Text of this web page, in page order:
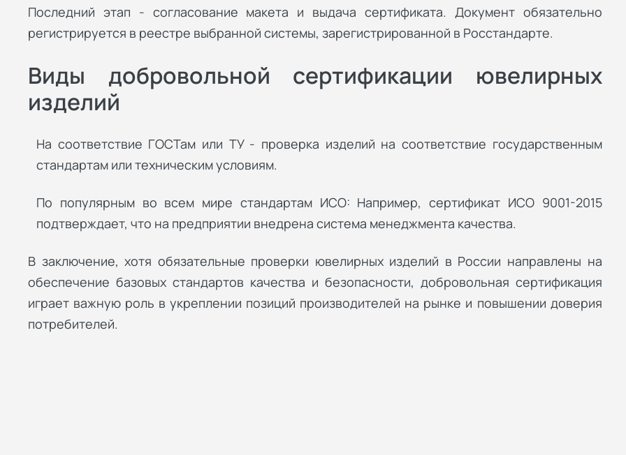
Последний этап - согласование макета и выдача сертификата. Документ обязательно
регистрируется в реестре выбранной системы, зарегистрированной в Росстандарте.
Виды добровольной сертификации ювелирных
изделий
На соответствие ГОСТам или ТУ - проверка изделий на соответствие государственным
стандартам или техническим условиям.
По популярным во всем мире стандартам ИСО: Например, сертификат ИСО 9001-2015
подтверждает, что на предприятии внедрена система менеджмента качества.
В заключение, хотя обязательные проверки ювелирных изделий в России направлены на
обеспечение базовых стандартов качества и безопасности, добровольная сертификация
играет важную роль в укреплении позиций производителей на рынке и повышении доверия
потребителей.